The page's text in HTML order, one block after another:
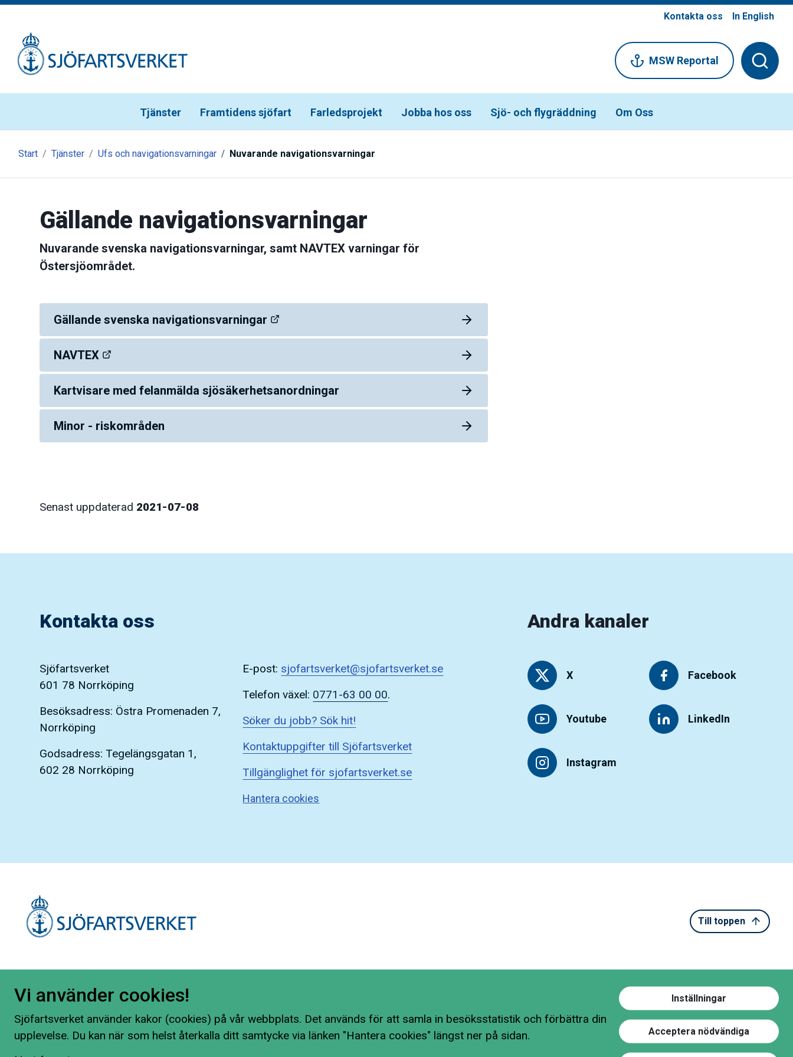
Kontakta oss In English
Tjänster Framtidens sjöfart Farledsprojekt Jobba hos oss Sjö- och flygräddning Om Oss
MSW Reportal
Start Tjänster Ufs och navigationsvarningar Nuvarande navigationsvarningar
Gällande navigationsvarningar
Nuvarande svenska navigationsvarningar, samt NAVTEX varningar för
Östersjöområdet.
Gällande svenska navigationsvarningar
NAVTEX
Kartvisare med felanmälda sjösäkerhetsanordningar
Minor - riskområden
Senast uppdaterad 2021-07-08
Kontakta oss
Sjöfartsverket
601 78 Norrköping
Besöksadress: Östra Promenaden 7,
Norrköping
Godsadress: Tegelängsgatan 1,
602 28 Norrköping
E-post: sjofartsverket@sjofartsverket.se
Telefon växel: 0771-63 00 00.
Söker du jobb? Sök hit!
Kontaktuppgifter till Sjöfartsverket
Tillgänglighet för sjofartsverket.se
Hantera cookies
Andra kanaler
X
Youtube
Instagram
Facebook
LinkedIn
Till toppen
Vi använder cookies!
Sjöfartsverket använder kakor (cookies) på vår webbplats. Det används för att samla in besöksstatistik och förbättra din
upplevelse. Du kan när som helst återkalla ditt samtycke via länken "Hantera cookies" längst ner på sidan.
Inställningar
Acceptera nödvändiga